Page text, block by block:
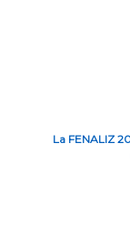
La FENALIZ